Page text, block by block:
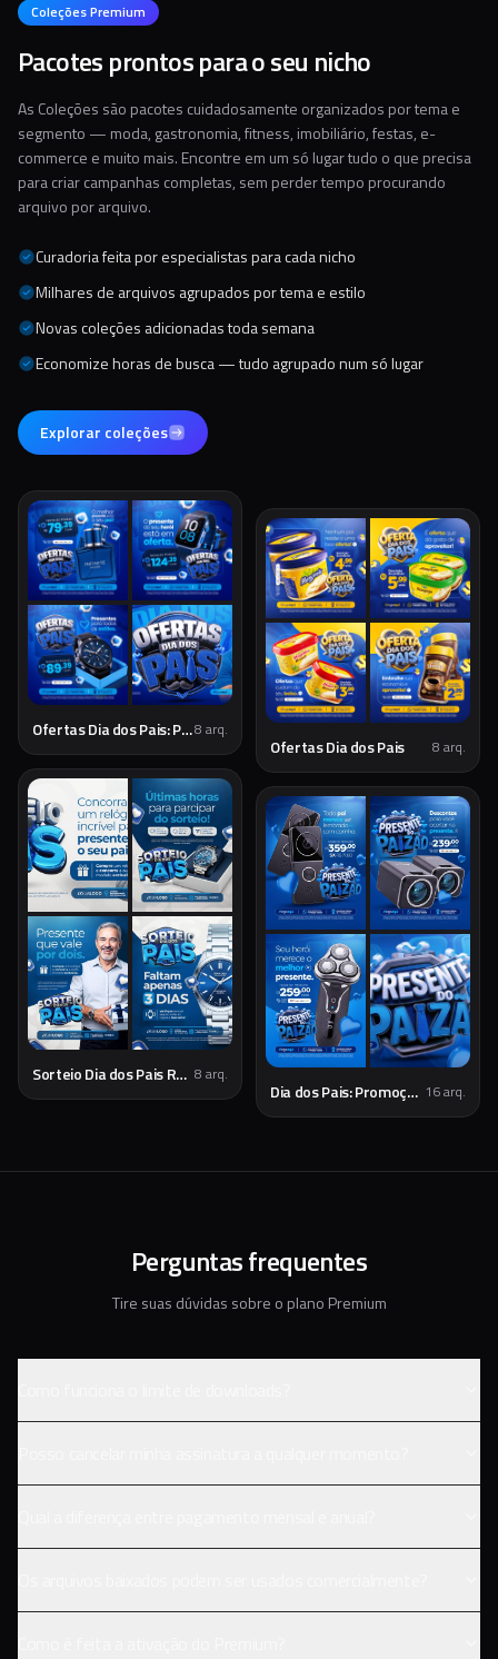
Coleções Premium
Pacotes prontos para o seu nicho
As Coleções são pacotes cuidadosamente organizados por tema e
segmento — moda, gastronomia, fitness, imobiliário, festas, e-
commerce e muito mais. Encontre em um só lugar tudo o que precisa
para criar campanhas completas, sem perder tempo procurando
arquivo por arquivo.
Curadoria feita por especialistas para cada nicho
Milhares de arquivos agrupados por tema e estilo
Novas coleções adicionadas toda semana
Economize horas de busca — tudo agrupado num só lugar
Explorar coleções
Ofertas Dia dos Pais: Presentes Especiais8 arq.
Ofertas Dia dos Pais 8 arq.
Sorteio Dia dos Pais Relojoaria - Social Media 8 arq.
Dia dos Pais: Promoções e Presentes Especiais 16arq.
Perguntas frequentes
Tire suas dúvidas sobre o plano Premium